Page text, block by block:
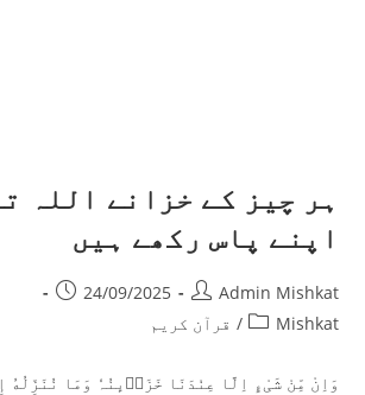
ہر چیز کے خزانے اللہ
اپنے پاس رکھے ہیں
Admin Mishkat
24/09/2025
Mishkat
/ قرآن کریم
وَاِنْ مِّنْ شَیْءٍ اِلَّا عِنْدَنَا خَزَاۗىِٕنُہٗ وَمَا نُنَزِّلُهُ